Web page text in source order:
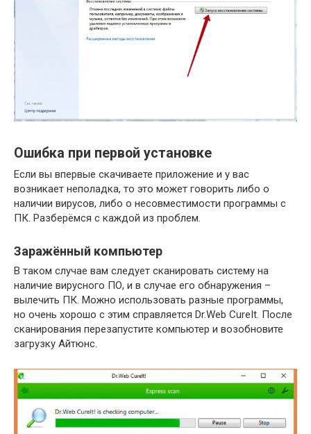
Ошибка при первой установке
Если вы впервые скачиваете приложение и у вас
возникает неполадка, то это может говорить либо о
наличии вирусов, либо о несовместимости программы с
ПК. Разберёмся с каждой из проблем.
Заражённый компьютер
В таком случае вам следует сканировать систему на
наличие вирусного ПО, и в случае его обнаружения –
вылечить ПК. Можно использовать разные программы,
но очень хорошо с этим справляется Dr.Web CureIt. После
сканирования перезапустите компьютер и возобновите
загрузку Айтюнс.